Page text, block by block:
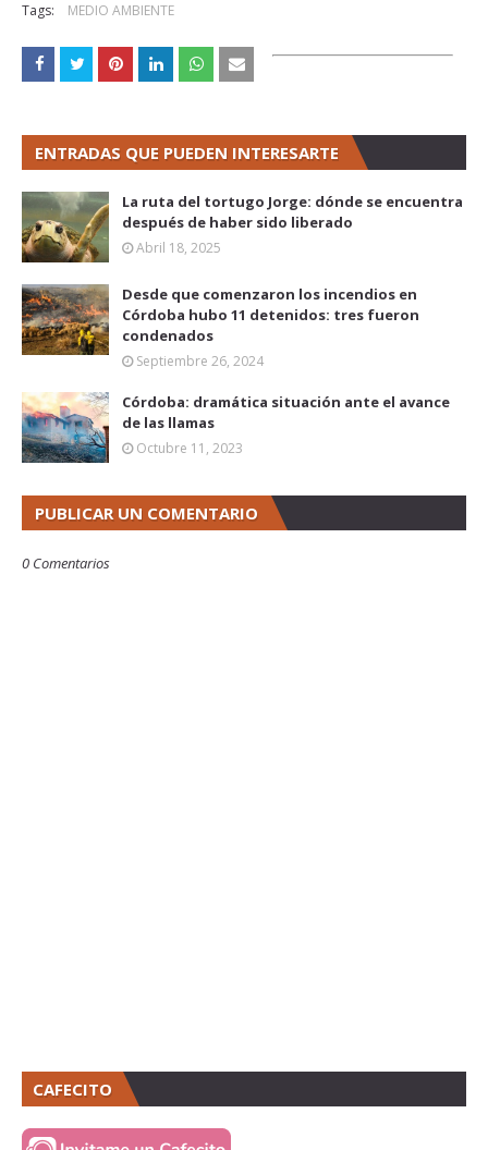
Tags: MEDIO AMBIENTE
ENTRADAS QUE PUEDEN INTERESARTE
La ruta del tortugo Jorge: dónde se encuentra
después de haber sido liberado
Abril 18, 2025
Desde que comenzaron los incendios en
Córdoba hubo 11 detenidos: tres fueron
condenados
Septiembre 26, 2024
Córdoba: dramática situación ante el avance
de las llamas
Octubre 11, 2023
PUBLICAR UN COMENTARIO
0 Comentarios
CAFECITO